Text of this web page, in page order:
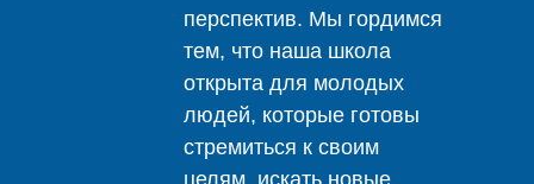
перспектив. Мы гордимся
тем, что наша школа
открыта для молодых
людей, которые готовы
стремиться к своим
целям, искать новые